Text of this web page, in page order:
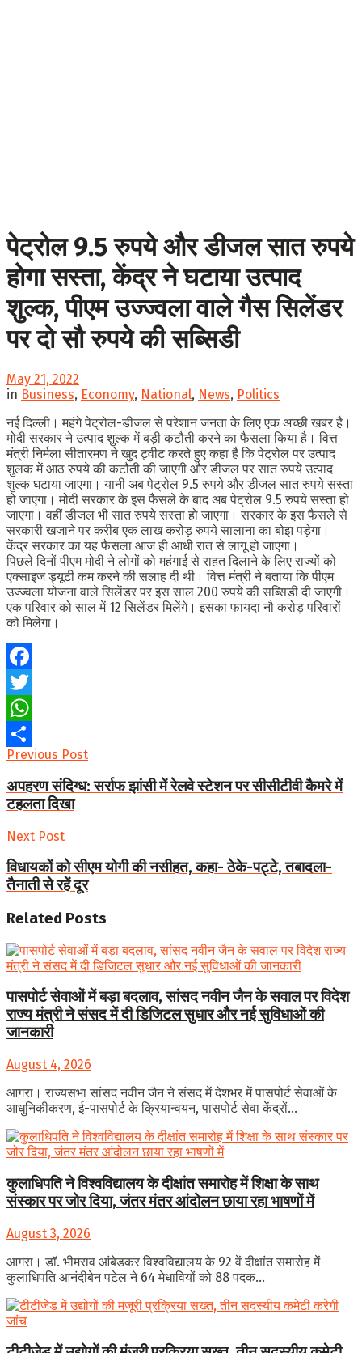
पेट्रोल 9.5 रुपये और डीजल सात रुपये
होगा सस्ता, केंद्र ने घटाया उत्पाद
शुल्क, पीएम उज्ज्वला वाले गैस सिलेंडर
पर दो सौ रुपये की सब्सिडी
May 21, 2022
in Business, Economy, National, News, Politics
नई दिल्ली। महंगे पेट्रोल-डीजल से परेशान जनता के लिए एक अच्छी खबर है।
मोदी सरकार ने उत्पाद शुल्क में बड़ी कटौती करने का फैसला किया है। वित्त
मंत्री निर्मला सीतारमण ने खुद ट्वीट करते हुए कहा है कि पेट्रोल पर उत्पाद
शुलक में आठ रुपये की कटौती की जाएगी और डीजल पर सात रुपये उत्पाद
शुल्क घटाया जाएगा। यानी अब पेट्रोल 9.5 रुपये और डीजल सात रुपये सस्ता
हो जाएगा। मोदी सरकार के इस फैसले के बाद अब पेट्रोल 9.5 रुपये सस्ता हो
जाएगा। वहीं डीजल भी सात रुपये सस्ता हो जाएगा। सरकार के इस फैसले से
सरकारी खजाने पर करीब एक लाख करोड़ रुपये सालाना का बोझ पड़ेगा।
केंद्र सरकार का यह फैसला आज ही आधी रात से लागू हो जाएगा।
पिछले दिनों पीएम मोदी ने लोगों को महंगाई से राहत दिलाने के लिए राज्यों को
एक्साइज ड्यूटी कम करने की सलाह दी थी। वित्त मंत्री ने बताया कि पीएम
उज्ज्वला योजना वाले सिलेंडर पर इस साल 200 रुपये की सब्सिडी दी जाएगी।
एक परिवार को साल में 12 सिलेंडर मिलेंगे। इसका फायदा नौ करोड़ परिवारों
को मिलेगा।
Facebook
Twitter
WhatsApp
Share
Previous Post
अपहरण संदिग्ध: सर्राफ झांसी में रेलवे स्टेशन पर सीसीटीवी कैमरे में
टहलता दिखा
Next Post
विधायकों को सीएम योगी की नसीहत, कहा- ठेके-पट्टे, तबादला-
तैनाती से रहें दूर
Related Posts
पासपोर्ट सेवाओं में बड़ा बदलाव, सांसद नवीन जैन के सवाल पर विदेश
राज्य मंत्री ने संसद में दी डिजिटल सुधार और नई सुविधाओं की
जानकारी
August 4, 2026
आगरा। राज्यसभा सांसद नवीन जैन ने संसद में देशभर में पासपोर्ट सेवाओं के
आधुनिकीकरण, ई-पासपोर्ट के क्रियान्वयन, पासपोर्ट सेवा केंद्रों...
कुलाधिपति ने विश्वविद्यालय के दीक्षांत समारोह में शिक्षा के साथ
संस्कार पर जोर दिया, जंतर मंतर आंदोलन छाया रहा भाषणों में
August 3, 2026
आगरा। डॉ. भीमराव आंबेडकर विश्वविद्यालय के 92 वें दीक्षांत समारोह में
कुलाधिपति आनंदीबेन पटेल ने 64 मेधावियों को 88 पदक...